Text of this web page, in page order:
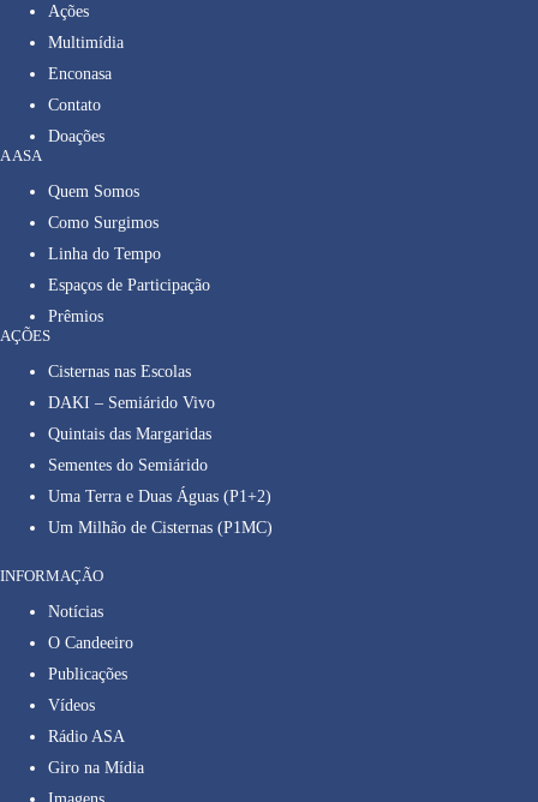
Ações
Multimídia
Enconasa
Contato
Doações
A ASA
Quem Somos
Como Surgimos
Linha do Tempo
Espaços de Participação
Prêmios
AÇÕES
Cisternas nas Escolas
DAKI – Semiárido Vivo
Quintais das Margaridas
Sementes do Semiárido
Uma Terra e Duas Águas (P1+2)
Um Milhão de Cisternas (P1MC)
INFORMAÇÃO
Notícias
O Candeeiro
Publicações
Vídeos
Rádio ASA
Giro na Mídia